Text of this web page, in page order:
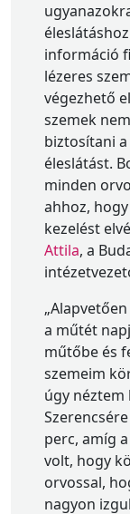
információ
lézeres
végezhető
szemek
biztosítani
éleslátást.
minden
ahhoz, hogy
kezelést
Attila, a
a műtét
műtőbe és
szemeim
úgy néztem
perc, amíg
volt, hogy
orvossal,
nagyon